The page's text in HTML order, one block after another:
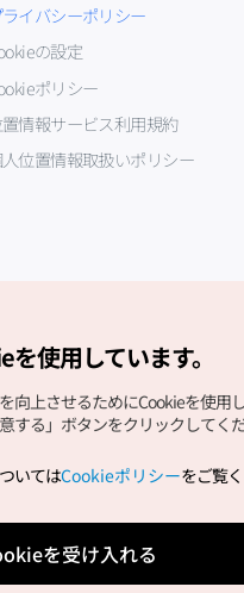
ライバシーポリシー
の設定
ポリシー
情報サービス利用規約
位置情報取扱いポリシー
All Rights
使用しています。
向上させるためにCookieを使用
する」ボタンをクリックしてく
いてはCookieポリシーをご覧
を受け入れる